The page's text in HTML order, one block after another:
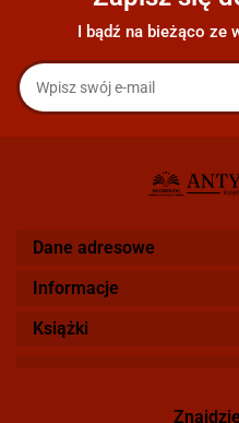
I bądź na bieżąco ze
Dane adresowe
Informacje
Książki